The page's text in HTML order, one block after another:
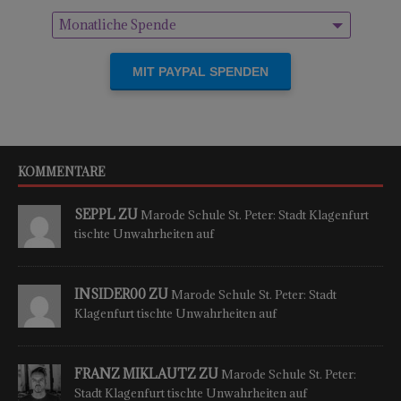
Einmalige Spende
Monatliche Spende
KOMMENTARE
SEPPL ZU Marode Schule St. Peter: Stadt Klagenfurt
tischte Unwahrheiten auf
INSIDER00 ZU Marode Schule St. Peter: Stadt
Klagenfurt tischte Unwahrheiten auf
FRANZ MIKLAUTZ ZU Marode Schule St. Peter:
Stadt Klagenfurt tischte Unwahrheiten auf